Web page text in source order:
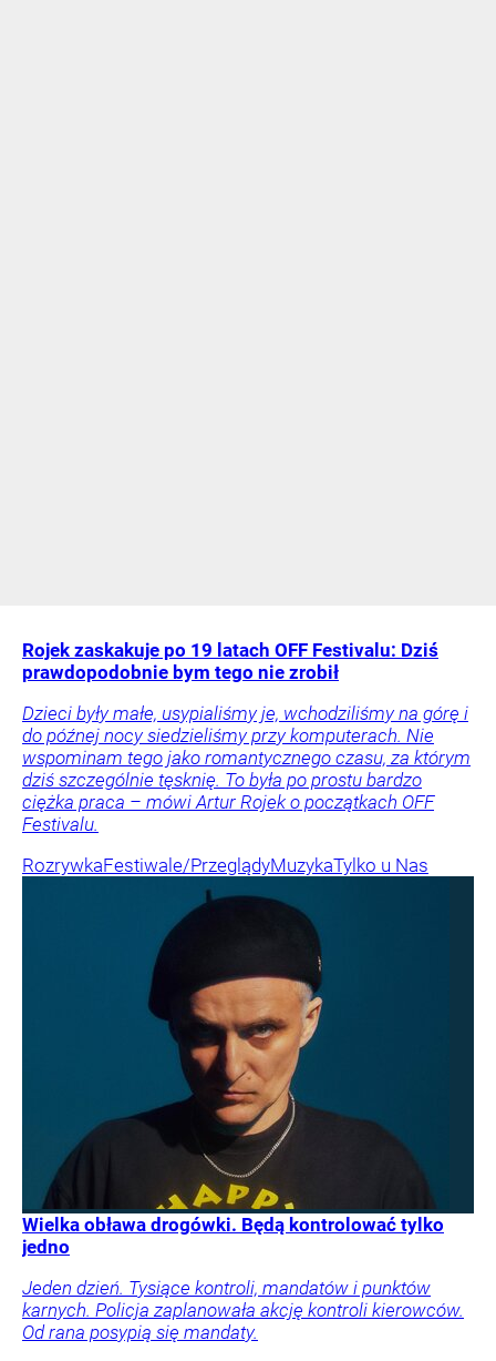
Rojek zaskakuje po 19 latach OFF Festivalu: Dziś
prawdopodobnie bym tego nie zrobił
Dzieci były małe, usypialiśmy je, wchodziliśmy na górę i
do późnej nocy siedzieliśmy przy komputerach. Nie
wspominam tego jako romantycznego czasu, za którym
dziś szczególnie tęsknię. To była po prostu bardzo
ciężka praca – mówi Artur Rojek o początkach OFF
Festivalu.
RozrywkaFestiwale/PrzeglądyMuzykaTylko u Nas
Wielka obława drogówki. Będą kontrolować tylko
jedno
Jeden dzień. Tysiące kontroli, mandatów i punktów
karnych. Policja zaplanowała akcję kontroli kierowców.
Od rana posypią się mandaty.